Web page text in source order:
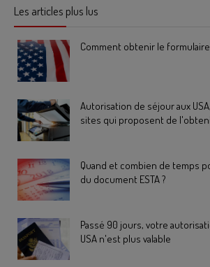
Les articles plus lus
Comment obtenir le
Autorisation de séjour aux
sites qui proposent de
Quand et combien de temps
du document ESTA ?
Passé 90 jours, votre
USA n'est plus valable